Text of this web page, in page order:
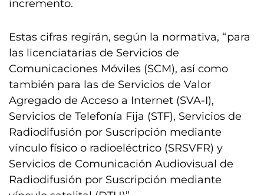
incremento.
Estas cifras regirán, según la normativa, “para
las licenciatarias de Servicios de
Comunicaciones Móviles (SCM), así como
también para las de Servicios de Valor
Agregado de Acceso a Internet (SVA-I),
Servicios de Telefonía Fija (STF), Servicios de
Radiodifusión por Suscripción mediante
vínculo físico o radioeléctrico (SRSVFR) y
Servicios de Comunicación Audiovisual de
Radiodifusión por Suscripción mediante